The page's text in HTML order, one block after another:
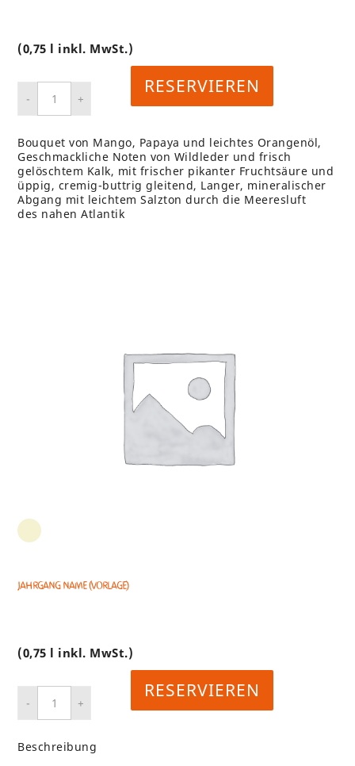
(0,75 l inkl. MwSt.)
RESERVIEREN
Bouquet von Mango, Papaya und leichtes Orangenöl,
Geschmackliche Noten von Wildleder und frisch
gelöschtem Kalk, mit frischer pikanter Fruchtsäure und
üppig, cremig-buttrig gleitend, Langer, mineralischer
Abgang mit leichtem Salzton durch die Meeresluft
des nahen Atlantik
Jahrgang name (Vorlage)
(0,75 l inkl. MwSt.)
RESERVIEREN
Beschreibung